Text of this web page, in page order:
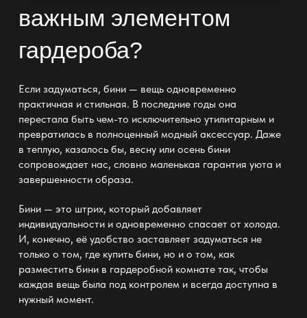
важным элементом
гардероба?
Если задуматься, бини — вещь одновременно
практичная и стильная. В последние годы она
перестала быть чем-то исключительно утилитарным и
превратилась в полноценный модный аксессуар. Даже
в теплую, казалось бы, весну или осень бини
сопровождает нас, словно маленькая гарантия уюта и
завершенности образа.
Бини — это штрих, который добавляет
индивидуальностии одновременно спасает от холода.
И, конечно, её удобство заставляет задуматься не
только о том, где купить бини, но и о том, как
разместить бини в гардеробной комнатетак, чтобы
каждая вещь была под контролем и всегда доступна в
нужный момент.